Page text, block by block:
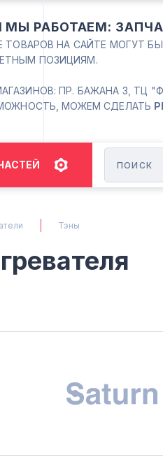
РАБОТАЕМ:
ТОВАРОВ НА САЙТЕ МОГУТ
ПОЗИЦИЯМ.
ПР. БАЖАНА 3, ТЦ
МОЖЕМ СДЕЛАТЬ
Тэны